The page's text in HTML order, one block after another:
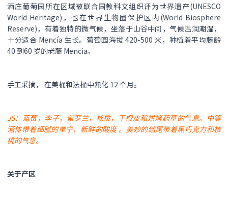
酒庄葡萄园所在区域被联合国教科文组织评为世界遗产(UNESCO
World Heritage)，也在世界生物圈保护区内(World Biosphere
Reserve)，有着独特的微气候，坐落于山谷中间，气候温润潮湿，
十分适合 Mencía 生长。葡萄园海拔 420-500 米，种植着平均藤龄
40 到60 岁的老藤 Mencia。
手工采摘， 在美桶和法桶中熟化 12 个月。
JS：蓝莓，李子，紫罗兰，核桃，干橙皮和烘烤药草的气息。中等
酒体带着细腻的单宁，新鲜的酸度 。美妙的结尾带着黑巧克力和核
桃的气息。
关于产区